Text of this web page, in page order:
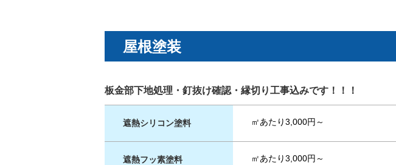
屋根塗装
板金部下地処理・釘抜け確認・縁切り工事込みです！！！
遮熱シリコン塗料 ㎡あたり3,000円～
遮熱フッ素塗料 ㎡あたり3,000円～